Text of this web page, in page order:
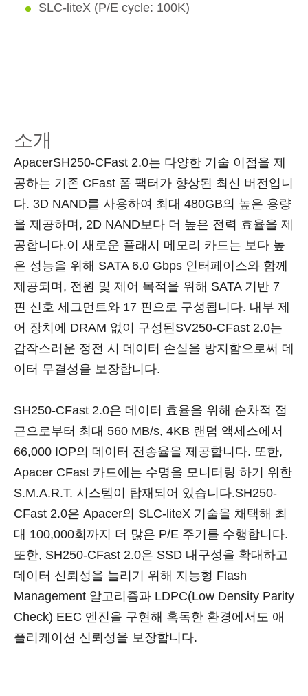
SLC-liteX (P/E cycle: 100K)
소개
ApacerSH250-CFast 2.0는 다양한 기술 이점을 제
공하는 기존 CFast 폼 팩터가 향상된 최신 버전입니
다. 3D NAND를 사용하여 최대 480GB의 높은 용량
을 제공하며, 2D NAND보다 더 높은 전력 효율을 제
공합니다.이 새로운 플래시 메모리 카드는 보다 높
은 성능을 위해 SATA 6.0 Gbps 인터페이스와 함께
제공되며, 전원 및 제어 목적을 위해 SATA 기반 7
핀 신호 세그먼트와 17 핀으로 구성됩니다. 내부 제
어 장치에 DRAM 없이 구성된SV250-CFast 2.0는
갑작스러운 정전 시 데이터 손실을 방지함으로써 데
이터 무결성을 보장합니다.
SH250-CFast 2.0은 데이터 효율을 위해 순차적 접
근으로부터 최대 560 MB/s, 4KB 랜덤 액세스에서
66,000 IOP의 데이터 전송율을 제공합니다. 또한,
Apacer CFast 카드에는 수명을 모니터링 하기 위한
S.M.A.R.T. 시스템이 탑재되어 있습니다.SH250-
CFast 2.0은 Apacer의 SLC-liteX 기술을 채택해 최
대 100,000회까지 더 많은 P/E 주기를 수행합니다.
또한, SH250-CFast 2.0은 SSD 내구성을 확대하고
데이터 신뢰성을 늘리기 위해 지능형 Flash
Management 알고리즘과 LDPC(Low Density Parity
Check) EEC 엔진을 구현해 혹독한 환경에서도 애
플리케이션 신뢰성을 보장합니다.